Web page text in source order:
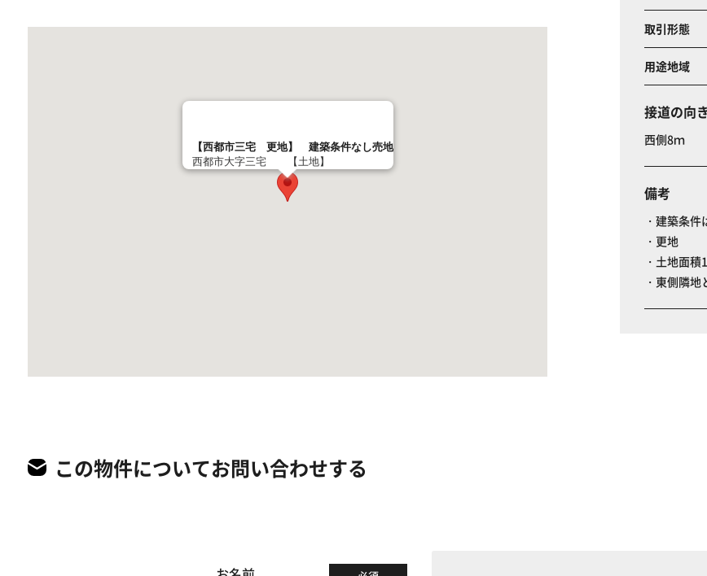
【西都市三宅 更地】 建築条件なし売地
西都市大字三宅 【土地】
取引形態
用途地域
接道の向
西側8ｍ
備考
・建築条
・更地
・土地面積
・東側隣地
この物件についてお問い合わせする